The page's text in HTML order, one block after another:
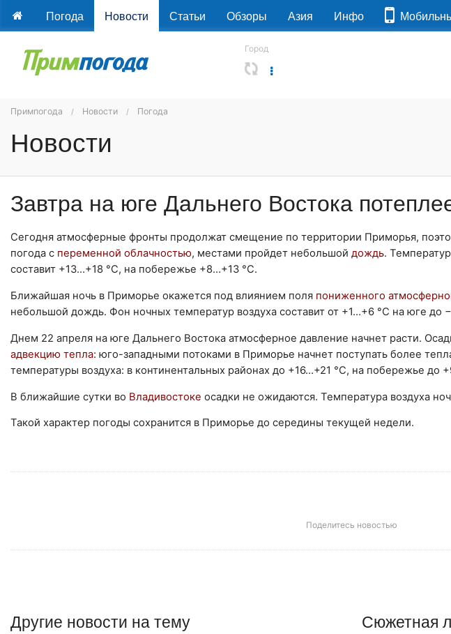
Погода Новости Статьи Обзоры Азия Инфо
Город
Примпогода Новости Погода
Новости
Завтра на юге Дальнего Востока
Сегодня атмосферные фронты продолжат смещение по территории Приморья,
погода с переменной облачностью, местами пройдет небольшой дождь.
составит +13…+18 °С, на побережье +8…+13 °С.
Ближайшая ночь в Приморье окажется под влиянием поля пониженного
небольшой дождь. Фон ночных температур воздуха составит от +1…+6 °С на юге до
Днем 22 апреля на юге Дальнего Востока атмосферное давление начнет расти.
адвекцию тепла: юго-западными потоками в Приморье начнет поступать более
температуры воздуха: в континентальных районах до +16…+21 °С, на побережье до
В ближайшие сутки во Владивостоке осадки не ожидаются. Температура воздуха
Такой характер погоды сохранится в Приморье до середины текущей недели.
Поделитесь новостью
Другие новости на тему Сюжетная